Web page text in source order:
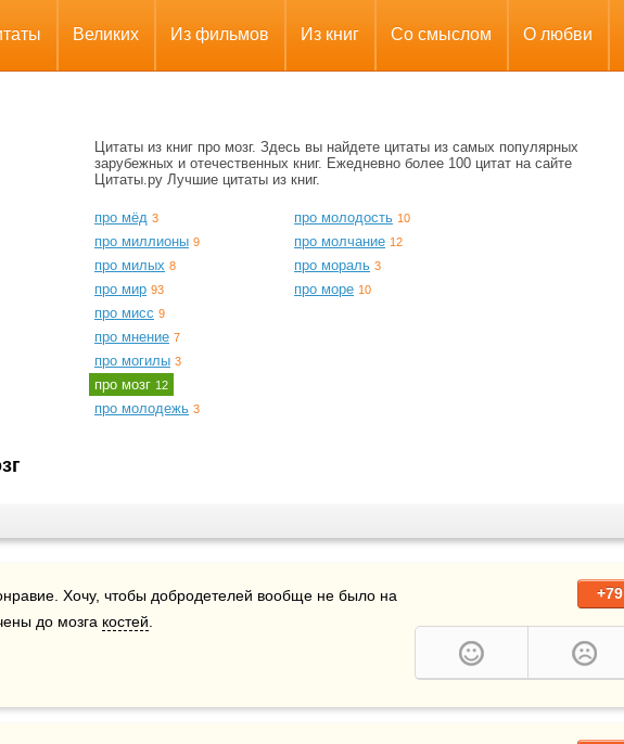
Великих Из фильмов Из книг Со смыслом О любви
Цитаты из книг про мозг. Здесь вы найдете цитаты из самых популярных
зарубежных и отечественных книг. Ежедневно более 100 цитат на сайте
Цитаты.ру Лучшие цитаты из книг.
про мёд 3
про миллионы 9
про милых 8
про мир 93
про мисс 9
про мнение 7
про могилы 3
про мозг 12
про молодежь 3
про молодость 10
про молчание 12
про мораль 3
про море 10
+79
до мозга костей